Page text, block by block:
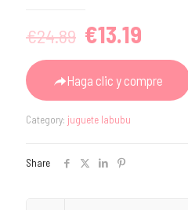
€24.89 Original
price
was:
€24.89.
€13.19
price
is:
€13.19.
Haga clic y compre
Category: juguete labubu
Share